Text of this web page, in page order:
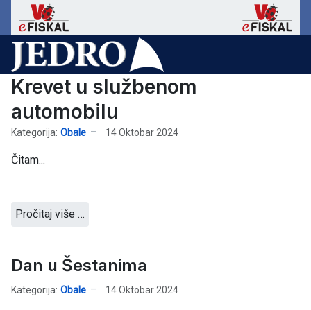
Krevet u službenom
automobilu
Kategorija: Obale 14 Oktobar 2024
Čitam...
Pročitaj više …
Dan u Šestanima
Kategorija: Obale 14 Oktobar 2024